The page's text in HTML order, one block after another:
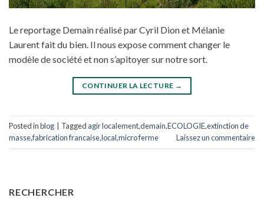
Le reportage Demain réalisé par Cyril Dion et Mélanie
Laurent fait du bien. Il nous expose comment changer le
modèle de société et non s’apitoyer sur notre sort.
CONTINUER LA LECTURE →
Posted inblog Tagged agir localement,demain,ECOLOGIE,extinction de
masse,fabrication francaise,local,micro ferme Laissez un commentaire
RECHERCHER